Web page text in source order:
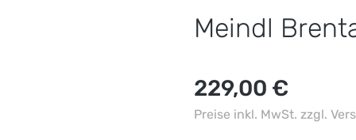
Meindl
Regulärer Preis:
229,00 €
Preise inkl. MwSt. zzgl.